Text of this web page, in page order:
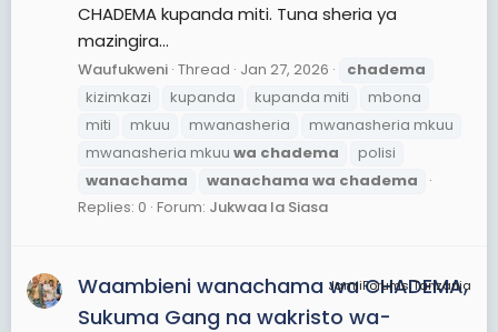
CHADEMA kupanda miti. Tuna sheria ya
mazingira...
Waufukweni Thread Jan 27, 2026
chadema
kizimkazi
kupanda kupanda miti
mbona
miti
mkuu mwanasheria
mwanasheria mkuu
mwanasheria mkuu wa chadema
polisi
wanachama
wanachama wa chadema
Replies: 0 Forum: Jukwaa la Siasa
JamiiForums Tanzania
Waambieni wanachama wa CHADEMA,
Sukuma Gang na wakristo wa-